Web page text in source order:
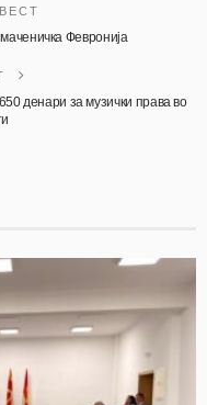
Февронија
денари за музички права во